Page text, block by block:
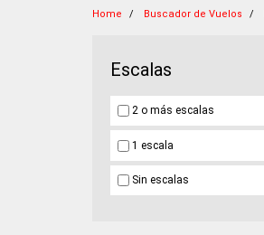
Home Buscador de Vuelos
Escalas
2 o más escalas
1 escala
Sin escalas